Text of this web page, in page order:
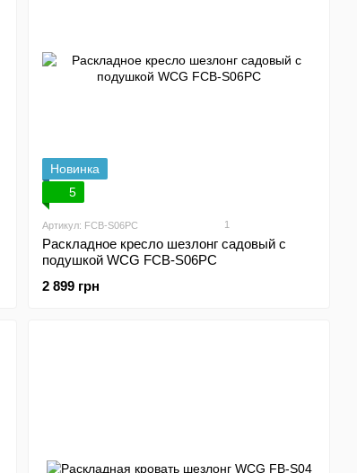
Новинка
5
Артикул: FCB-S06PС 1
Раскладное кресло шезлонг садовый с
подушкой WCG FCB-S06PС
2 899 грн